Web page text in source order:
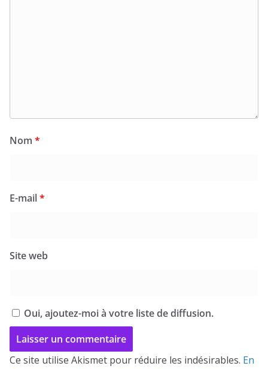
Nom *
E-mail*
Site web
Oui, ajoutez-moi à votre liste de diffusion.
Ce site utilise Akismet pour réduire les indésirables. En